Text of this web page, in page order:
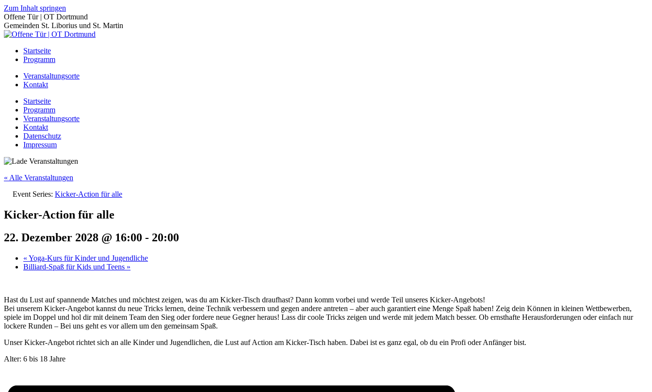
Zum Inhalt springen
Offene Tür | OT Dortmund
Gemeinden St. Liborius und St. Martin
Startseite
Programm
Veranstaltungsorte
Kontakt
Startseite
Programm
Veranstaltungsorte
Kontakt
Datenschutz
Impressum
« Alle Veranstaltungen
Event Series: Kicker-Action für alle
Kicker-Action für alle
22. Dezember 2028 @ 16:00 - 20:00
« Yoga-Kurs für Kinder und Jugendliche
Billiard-Spaß für Kids und Teens »
Hast du Lust auf spannende Matches und möchtest zeigen, was du am Kicker-Tisch draufhast? Dann komm vorbei und werde Teil unseres Kicker-Angebots!
Bei unserem Kicker-Angebot kannst du neue Tricks lernen, deine Technik verbessern und gegen andere antreten – aber auch garantiert eine Menge Spaß haben! Zeig dein Können in kleinen Wettbewerben,
spiele im Doppel und hol dir mit deinem Team den Sieg oder fordere neue Gegner heraus! Lass dir coole Tricks zeigen und werde mit jedem Match besser. Ob ernsthafte Herausforderungen oder einfach nur
lockere Runden – Bei uns geht es vor allem um den gemeinsam Spaß.
Unser Kicker-Angebot richtet sich an alle Kinder und Jugendlichen, die Lust auf Action am Kicker-Tisch haben. Dabei ist es ganz egal, ob du ein Profi oder Anfänger bist.
Alter: 6 bis 18 Jahre